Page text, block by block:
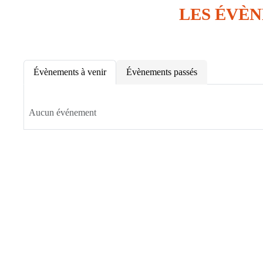
LES
Évènements à venir Évènements passés
Aucun événement